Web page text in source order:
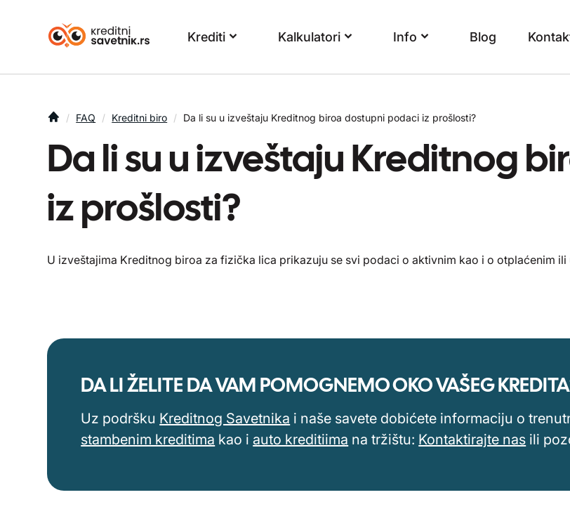
Krediti Kalkulatori Info Blog
You are here
FAQ Kreditni biro Da li su u izveštaju Kreditnog biroa dostupni podaci iz prošlosti?
Da li su u izveštaju Kreditnog
iz prošlosti?
U izveštajima Kreditnog biroa za fizička lica prikazuju se svi podaci o aktivnim kao i o otplaćenim
DA LI ŽELITE DA VAM POMOGNEMO OKO VAŠEG
Uz podršku Kreditnog Savetnika i naše savete dobićete informaciju o
stambenim kreditima kao iauto kreditiima na tržištu: Kontaktirajte nas ili